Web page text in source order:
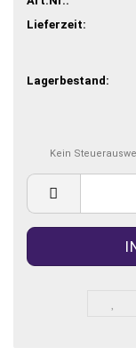
Lieferzeit:
Lagerbestand:
Kein